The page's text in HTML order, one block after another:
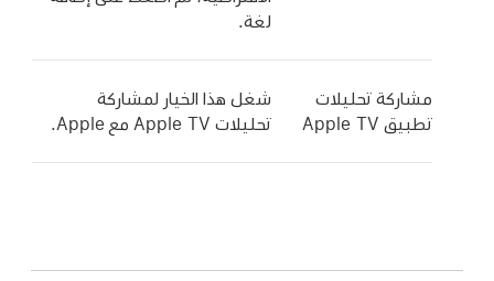
لغة.
مشاركة تحليلات
تطبيق Apple TV
شغل هذا الخيار لمشاركة
تحليلات Apple TV مع Apple.